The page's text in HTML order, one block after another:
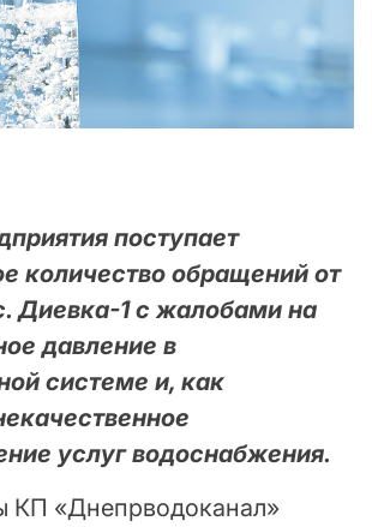
поступает
количество обращений от
Диевка-1 с жалобами на
давление в
системе и, как
услуг водоснабжения.
КП «Днепрводоканал»